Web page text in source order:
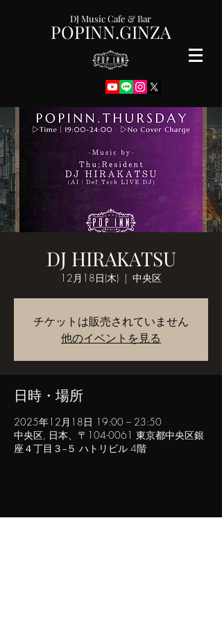
POPINN.GINZA
DJ Music Cafe & Bar
DJ HIRAKATSU
12月18日(木)
  |
中央区
チケットは販売されていません
他のイベントを見る
日時・場所
2025年12月18日 19:00 – 23:50
中央区, 日本、〒104-0061 東京都中央区銀
座４丁目３−５ ハトリビル 4階